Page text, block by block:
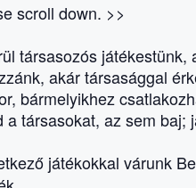
scroll down. >>
társasozós
akár társasággal
bármelyikhez
a társasokat, az sem
játékokkal várunk